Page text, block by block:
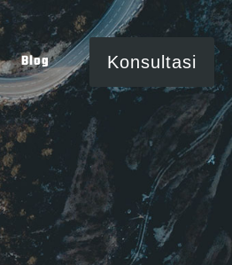
Blog Konsultasi